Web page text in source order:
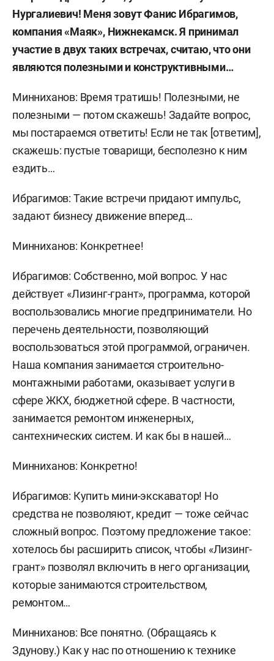
Нургалиевич! Меня зовут Фанис Ибрагимов,
компания «Маяк», Нижнекамск. Я принимал
участие в двух таких встречах, считаю, что они
являются полезными и конструктивными…
Минниханов: Время тратишь! Полезными, не
полезными — потом скажешь! Задайте вопрос,
мы постараемся ответить! Если не так [ответим],
скажешь: пустые товарищи, бесполезно к ним
ездить…
Ибрагимов: Такие встречи придают импульс,
задают бизнесу движение вперед…
Минниханов: Конкретнее!
Ибрагимов: Собственно, мой вопрос. У нас
действует «Лизинг-грант», программа, которой
воспользовались многие предприниматели. Но
перечень деятельности, позволяющий
воспользоваться этой программой, ограничен.
Наша компания занимается строительно-
монтажными работами, оказывает услуги в
сфере ЖКХ, бюджетной сфере. В частности,
занимается ремонтом инженерных,
сантехнических систем. И как бы в нашей…
Минниханов: Конкретно!
Ибрагимов: Купить мини-экскаватор! Но
средства не позволяют, кредит — тоже сейчас
сложный вопрос. Поэтому предложение такое:
хотелось бы расширить список, чтобы «Лизинг-
грант» позволял включить в него организации,
которые занимаются строительством,
ремонтом…
Минниханов: Все понятно. (Обращаясь к
Здунову.) Как у нас по отношению к технике